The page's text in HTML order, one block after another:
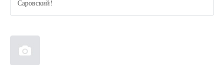
Саровский!